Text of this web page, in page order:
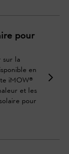
pour
sur la
en
iMOW®
et les
pour